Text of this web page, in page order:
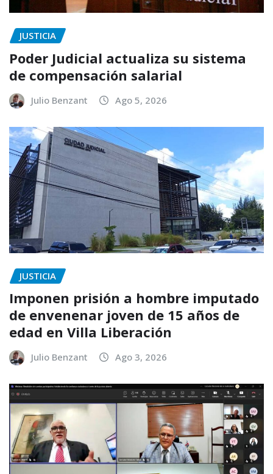
JUSTICIA
Poder Judicial actualiza su sistema
de compensación salarial
Julio Benzant Ago 5, 2026
JUSTICIA
Imponen prisión a hombre imputado
de envenenar joven de 15 años de
edad en Villa Liberación
Julio Benzant Ago 3, 2026